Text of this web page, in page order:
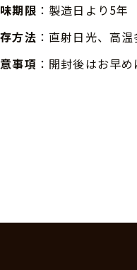
期限 ：製造日より5年
方法 ：直射日光、高
事項 ：開封後はお早